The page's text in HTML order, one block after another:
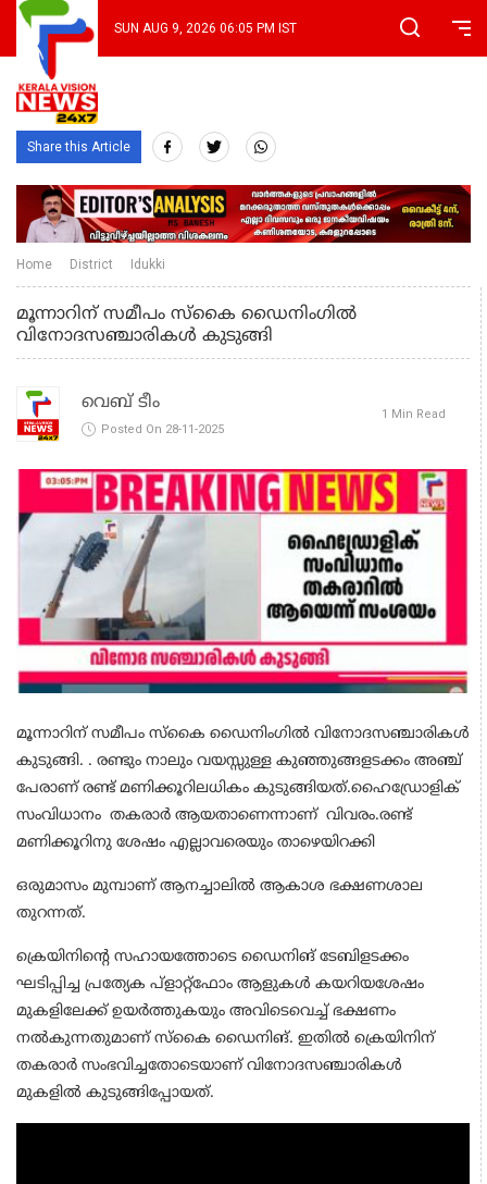
SUN AUG 9, 2026 06:05 PM IST
Share this Article
Home District Idukki
മൂന്നാറിന് സമീപം സ്‌കൈ ഡൈനിംഗിൽ
വിനോദസഞ്ചാരികൾ കുടുങ്ങി
വെബ് ടീം
Posted On 28-11-2025
1 Min Read
മൂന്നാറിന് സമീപം സ്‌കൈ ഡൈനിംഗിൽ വിനോദസഞ്ചാരികൾ
കുടുങ്ങി. . രണ്ടും നാലും വയസ്സുള്ള കുഞ്ഞുങ്ങളടക്കം അഞ്ച്
പേരാണ്രണ്ട് മണിക്കൂറിലധികം കുടുങ്ങിയത്.ഹൈഡ്രോളിക്
സംവിധാനം തകരാർ ആയതാണെന്നാണ് വിവരം.രണ്ട്
മണിക്കൂറിനു ശേഷം എല്ലാവരെയും താഴെയിറക്കി
ഒരുമാസം മുമ്പാണ് ആനച്ചാലിൽ ആകാശ ഭക്ഷണശാല
തുറന്നത്.
ക്രെയിനിന്റെ സഹായത്തോടെ ഡൈനിങ് ടേബിളടക്കം
ഘടിപ്പിച്ച പ്രത്യേക പ്‌ളാറ്റ്‌ഫോം ആളുകള്‍ കയറിയശേഷം
മുകളിലേക്ക് ഉയര്‍ത്തുകയും അവിടെവെച്ച് ഭക്ഷണം
നല്‍കുന്നതുമാണ് സ്‌കൈ ഡൈനിങ്. ഇതില്‍ ക്രെയിനിന്
തകരാര്‍ സംഭവിച്ചതോടെയാണ് വിനോദസഞ്ചാരികള്‍
മുകളില്‍ കുടുങ്ങിപ്പോയത്.